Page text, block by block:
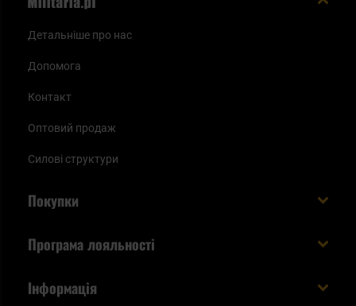
Детальніше про нас
Допомога
Контакт
Оптовий продаж
Силові структури
Покупки
Способи оплати
Програма лояльності
Інформація